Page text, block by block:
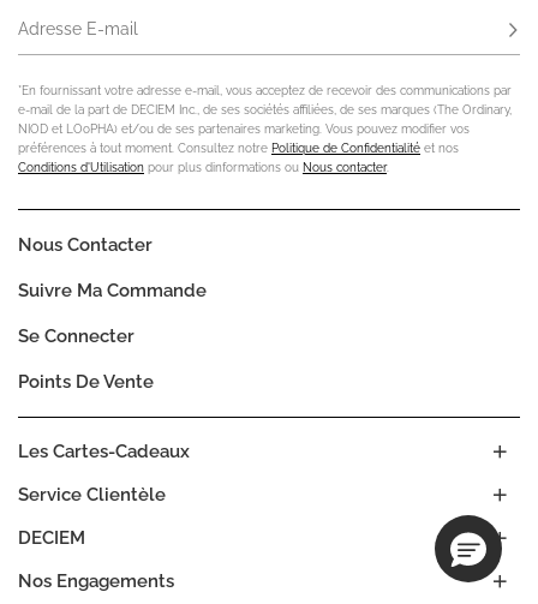
Adresse E-mail
*En fournissant votre adresse e-mail, vous acceptez de recevoir des communications par
e-mail de la part de DECIEM Inc., de ses sociétés affiliées, de ses marques (The Ordinary,
NIOD et LOoPHA) et/ou de ses partenaires marketing. Vous pouvez modifier vos
préférences à tout moment. Consultez notre Politique de Confidentialité et nos
Conditions d'Utilisation pour plus dinformations ou Nous contacter.
DECIEM
Nos Engagements
Service Clientèle
Les Cartes-Cadeaux
Nous Contacter
Suivre Ma Commande
Se Connecter
Points De Vente